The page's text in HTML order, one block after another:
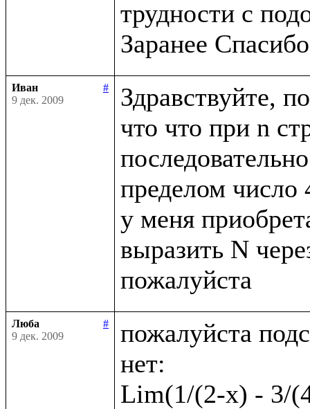
трудности с
Иван
#
9 дек. 2009
Здравствуйте,
что что при n
пределом число
у меня
выразить N
Люба
#
9 дек. 2009
пожалуйста
нет:
Lim(1/(2-x) - 3/